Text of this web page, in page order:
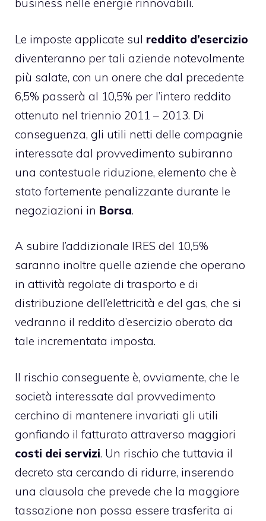
business nelle energie rinnovabili.
Le imposte applicate sul reddito d’esercizio
diventeranno per tali aziende notevolmente
più salate, con un onere che dal precedente
6,5% passerà al 10,5% per l’intero reddito
ottenuto nel triennio 2011 – 2013. Di
conseguenza, gli utili netti delle compagnie
interessate dal provvedimento subiranno
una contestuale riduzione, elemento che è
stato fortemente penalizzante durante le
negoziazioni in Borsa.
A subire l’addizionale IRES del 10,5%
saranno inoltre quelle aziende che operano
in attività regolate di trasporto e di
distribuzione dell’elettricità e del gas, che si
vedranno il reddito d’esercizio oberato da
tale incrementata imposta.
Il rischio conseguente è, ovviamente, che le
società interessate dal provvedimento
cerchino di mantenere invariati gli utili
gonfiando il fatturato attraverso maggiori
costi dei servizi. Un rischio che tuttavia il
decreto sta cercando di ridurre, inserendo
una clausola che prevede che la maggiore
tassazione non possa essere trasferita ai